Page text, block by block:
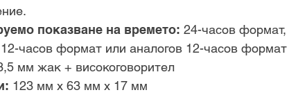
показване на времето: 24-часов формат,
часов формат или аналогов 12-часов формат
мм жак + високоговорител
123 мм x 63 мм x 17 мм